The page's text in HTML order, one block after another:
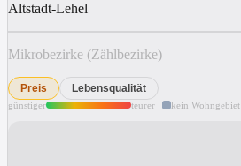
Altstadt-Lehel
Mikrobezirke (Zählbezirke)
Preis Lebensqualität
günstiger teurer kein Wohngebiet